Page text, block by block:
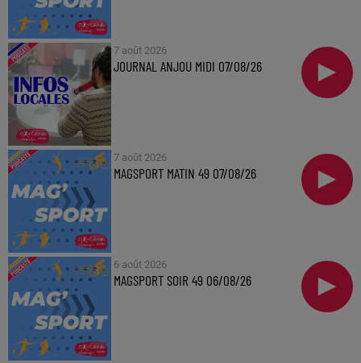
7 août 2026
JOURNAL ANJOU MIDI 07/08/26
7 août 2026
MAGSPORT MATIN 49 07/08/26
6 août 2026
MAGSPORT SOIR 49 06/08/26